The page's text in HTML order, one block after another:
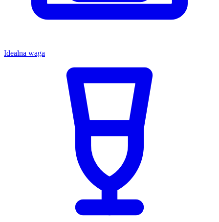
Idealna waga